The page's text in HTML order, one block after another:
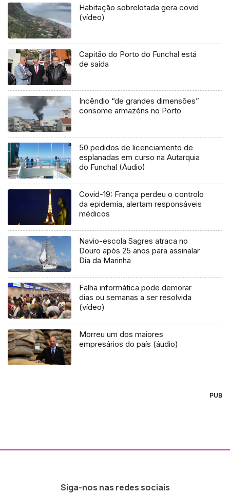
Habitação sobrelotada gera covid
(vídeo)
Capitão do Porto do Funchal está
de saída
Incêndio “de grandes dimensões”
consome armazéns no Porto
50 pedidos de licenciamento de
esplanadas em curso na Autarquia
do Funchal (Áudio)
Covid-19: França perdeu o controlo
da epidemia, alertam responsáveis
médicos
Navio-escola Sagres atraca no
Douro após 25 anos para assinalar
Dia da Marinha
Falha informática pode demorar
dias ou semanas a ser resolvida
(vídeo)
Morreu um dos maiores
empresários do país (áudio)
PUB
Siga-nos nas redes sociais